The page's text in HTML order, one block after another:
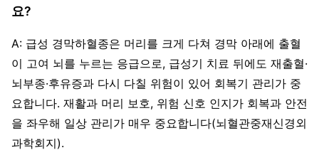
요?
A: 급성 경막하혈종은 머리를 크게 다쳐 경막 아래에 출혈
이 고여 뇌를 누르는 응급으로, 급성기 치료 뒤에도 재출혈·
뇌부종·후유증과 다시 다칠 위험이 있어 회복기 관리가 중
요합니다. 재활과 머리 보호, 위험 신호 인지가 회복과 안전
을 좌우해 일상 관리가 매우 중요합니다(뇌혈관중재신경외
과학회지).